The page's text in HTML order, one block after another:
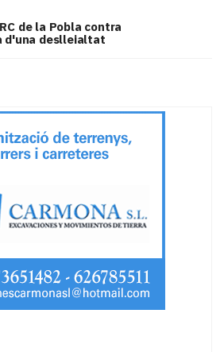
de la Pobla contra
d'una deslleialtat